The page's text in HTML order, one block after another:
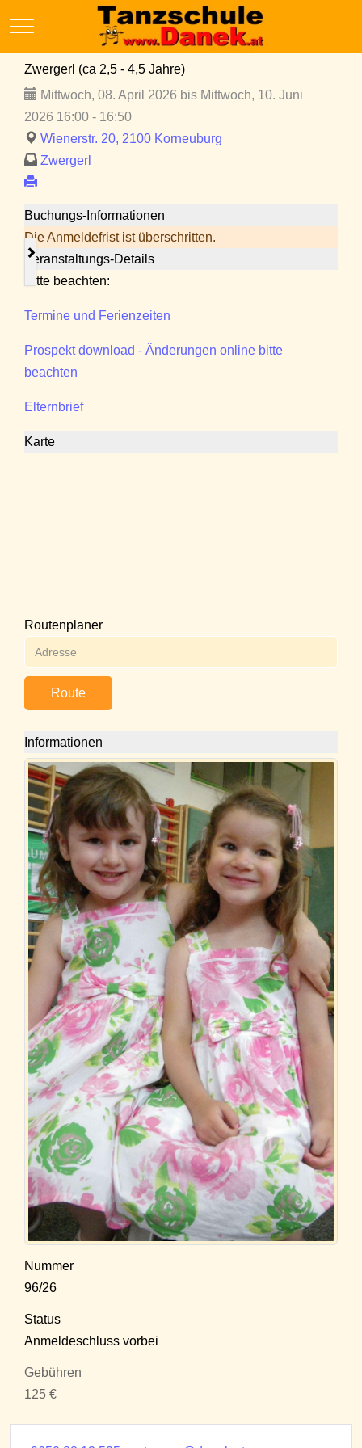
Mobile Menu Toggle
Zwergerl (ca 2,5 - 4,5 Jahre)
Mittwoch, 08. April 2026 bis Mittwoch, 10. Juni
2026 16:00 - 16:50
Wienerstr. 20, 2100 Korneuburg
Zwergerl
Buchungs-Informationen
Die Anmeldefrist ist überschritten.
Veranstaltungs-Details
Bitte beachten:
Termine und Ferienzeiten
Prospekt download - Änderungen online bitte
beachten
Elternbrief
Karte
Routenplaner
Route
Informationen
Nummer
96/26
Status
Anmeldeschluss vorbei
Gebühren
125 €